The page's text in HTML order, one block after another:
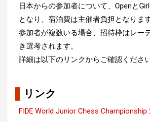
日本からの参加者について、Openと
となり、宿泊費は主催者負担となりま
参加者が複数いる場合、招待枠はレー
き選考されます。
詳細は以下のリンクからご確認ください
リンク
FIDE World Junior Chess Championship